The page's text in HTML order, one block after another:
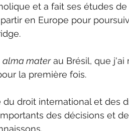
et a fait ses études de
en Europe pour
alma mater au Brésil, que j'ai
la première fois.
droit international et des
des décisions et